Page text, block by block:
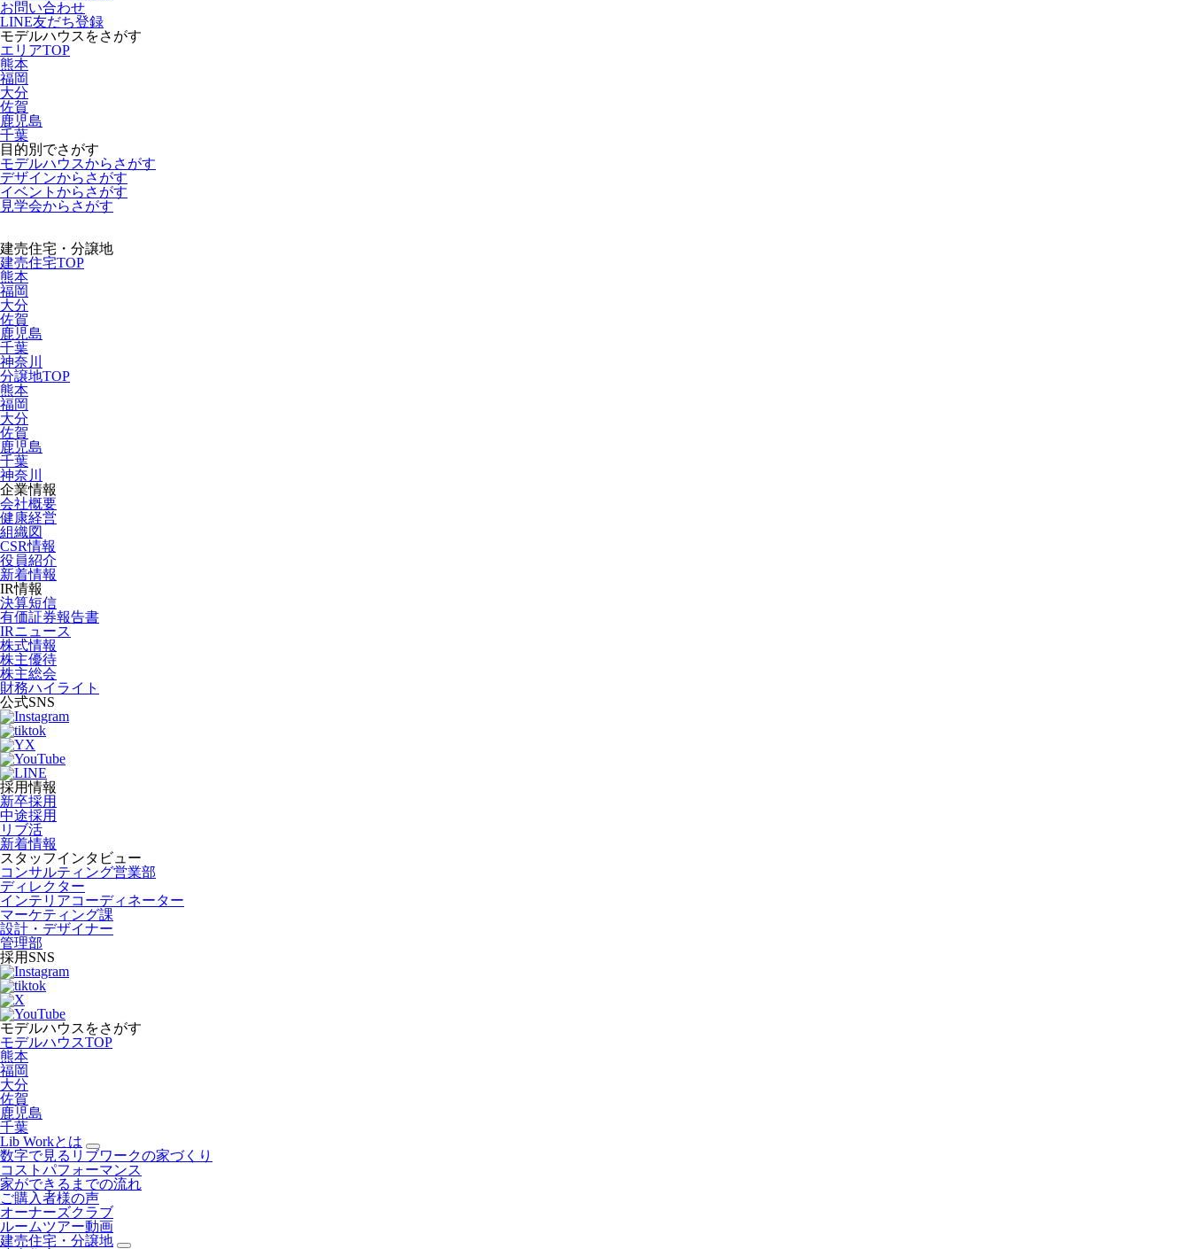
お問い合わせ
LINE友だち登録
モデルハウスをさがす
エリアTOP
熊本
福岡
大分
佐賀
鹿児島
千葉
目的別でさがす
モデルハウスからさがす
デザインからさがす
イベントからさがす
見学会からさがす
建売住宅・分譲地
建売住宅TOP
熊本
福岡
大分
佐賀
鹿児島
千葉
神奈川
分譲地TOP
熊本
福岡
大分
佐賀
鹿児島
千葉
神奈川
企業情報
会社概要
健康経営
組織図
CSR情報
役員紹介
新着情報
IR情報
決算短信
有価証券報告書
IRニュース
株式情報
株主優待
株主総会
財務ハイライト
公式SNS
採用情報
新卒採用
中途採用
リブ活
新着情報
スタッフインタビュー
コンサルティング営業部
ディレクター
インテリアコーディネーター
マーケティング課
設計・デザイナー
管理部
採用SNS
モデルハウスをさがす
モデルハウスTOP
熊本
福岡
大分
佐賀
鹿児島
千葉
Lib Workとは
数字で見るリブワークの家づくり
コストパフォーマンス
家ができるまでの流れ
ご購入者様の声
オーナーズクラブ
ルームツアー動画
建売住宅・分譲地